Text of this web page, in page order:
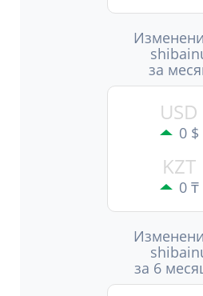
за
USD
0 $
KZT
0 ₸
за 6